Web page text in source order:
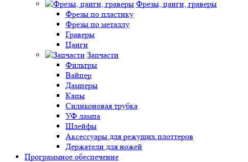
Фрезы, цанги, граверы
Фрезы по пластику
Фрезы по металлу
Граверы
Цанги
Запчасти
Фильтры
Вайпер
Дамперы
Капы
Силиконовая трубка
УФ лампа
Шлейфы
Аксессуары для режущих плоттеров
Держатели для ножей
Программное обеспечение